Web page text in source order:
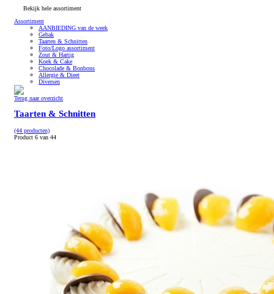
Bekijk hele assortiment
Assortiment
AANBIEDING van de week
Gebak
Taarten & Schnitten
Foto/Logo assortiment
Zout & Hartig
Koek & Cake
Chocolade & Bonbons
Allergie & Dieet
Diversen
Terug naar overzicht
Taarten & Schnitten
(44 producten)
Product 6 van 44